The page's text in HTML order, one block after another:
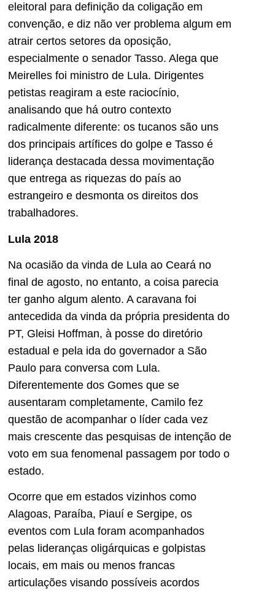
eleitoral para definição da coligação em
convenção, e diz não ver problema algum em
atrair certos setores da oposição,
especialmente o senador Tasso. Alega que
Meirelles foi ministro de Lula. Dirigentes
petistas reagiram a este raciocínio,
analisando que há outro contexto
radicalmente diferente: os tucanos são uns
dos principais artífices do golpe e Tasso é
liderança destacada dessa movimentação
que entrega as riquezas do país ao
estrangeiro e desmonta os direitos dos
trabalhadores.
Lula 2018
Na ocasião da vinda de Lula ao Ceará no
final de agosto, no entanto, a coisa parecia
ter ganho algum alento. A caravana foi
antecedida da vinda da própria presidenta do
PT, Gleisi Hoffman, à posse do diretório
estadual e pela ida do governador a São
Paulo para conversa com Lula.
Diferentemente dos Gomes que se
ausentaram completamente, Camilo fez
questão de acompanhar o líder cada vez
mais crescente das pesquisas de intenção de
voto em sua fenomenal passagem por todo o
estado.
Ocorre que em estados vizinhos como
Alagoas, Paraíba, Piauí e Sergipe, os
eventos com Lula foram acompanhados
pelas lideranças oligárquicas e golpistas
locais, em mais ou menos francas
articulações visando possíveis acordos